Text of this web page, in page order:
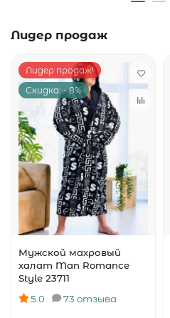
Лидер продаж
Лидер продаж!
Скидка: - 8%
Мужской махровый
халат Man Romance
Style 23711
5.0
73 отзыва